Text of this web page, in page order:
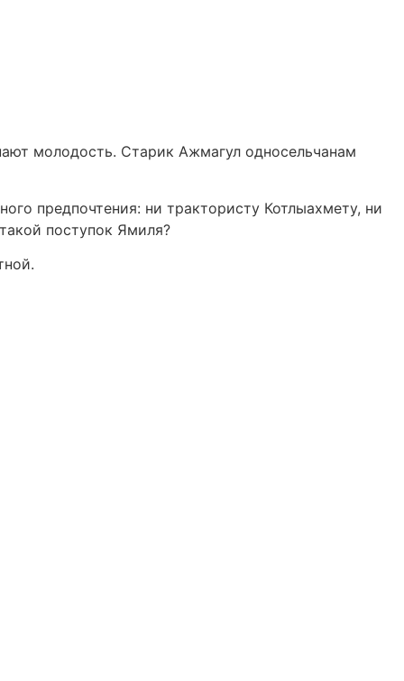
молодость. Старик Ажмагул односельчанам
предпочтения: ни трактористу Котлыахмету, ни
поступок Ямиля?